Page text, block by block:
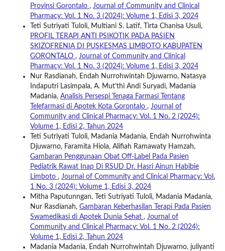
Provinsi Gorontalo , Journal of Community and Clinical
Pharmacy: Vol. 1 No. 3 (2024): Volume 1, Edisi 3, 2024
Teti Sutriyati Tuloli, Multiani S. Latif, Tirta Chanisa Usuli,
PROFIL TERAPI ANTI PSIKOTIK PADA PASIEN
SKIZOFRENIA DI PUSKESMAS LIMBOTO KABUPATEN
GORONTALO , Journal of Community and Clinical
Pharmacy: Vol. 1 No. 3 (2024): Volume 1, Edisi 3, 2024
Nur Rasdianah, Endah Nurrohwintah Djuwarno, Natasya
Indaputri Lasimpala, A. Mut’thi Andi Suryadi, Madania
Madania, Analisis Persespi Tenaga Farmasi Tentang
Telefarmasi di Apotek Kota Gorontalo , Journal of
Community and Clinical Pharmacy: Vol. 1 No. 2 (2024):
Volume 1, Edisi 2, Tahun 2024
Teti Sutriyati Tuloli, Madania Madania, Endah Nurrohwinta
Djuwarno, Faramita Hiola, Alifiah Ramawaty Hamzah,
Gambaran Penggunaan Obat Off-Label Pada Pasien
Pediatrik Rawat Inap Di RSUD Dr. Hasri Ainun Habibie
Limboto , Journal of Community and Clinical Pharmacy: Vol.
1 No. 3 (2024): Volume 1, Edisi 3, 2024
Mitha Paputunngan, Teti Sutriyati Tuloli, Madania Madania,
Nur Rasdianah, Gambaran Keberhasilan Terapi Pada Pasien
Swamedikasi di Apotek Dunia Sehat , Journal of
Community and Clinical Pharmacy: Vol. 1 No. 2 (2024):
Volume 1, Edisi 2, Tahun 2024
Madania Madania, Endah Nurrohwintah Djuwarno, juliyanti